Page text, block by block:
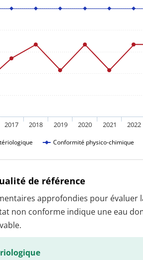
Conformité physico-chimique
2017 2018 2019 2020 2021 2022
de référence
approfondies pour évaluer
non conforme indique une eau